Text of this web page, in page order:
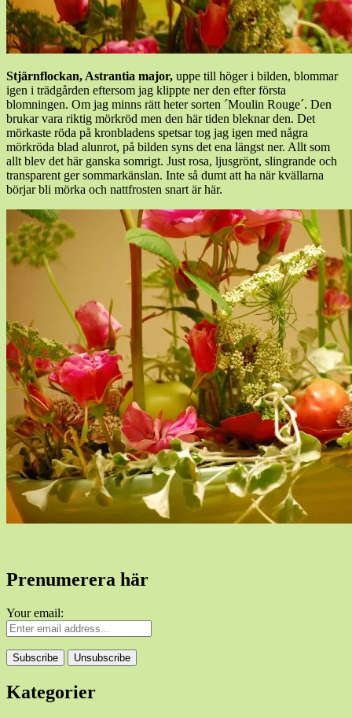
Stjärnflockan, Astrantia major, uppe till höger i bilden, blommar
igen i trädgården eftersom jag klippte ner den efter första
blomningen. Om jag minns rätt heter sorten ´Moulin Rouge´. Den
brukar vara riktig mörkröd men den här tiden bleknar den. Det
mörkaste röda på kronbladens spetsar tog jag igen med några
mörkröda blad alunrot, på bilden syns det ena längst ner. Allt som
allt blev det här ganska somrigt. Just rosa, ljusgrönt, slingrande och
transparent ger sommarkänslan. Inte så dumt att ha när kvällarna
börjar bli mörka och nattfrosten snart är här.
Prenumerera här
Your email:
Kategorier